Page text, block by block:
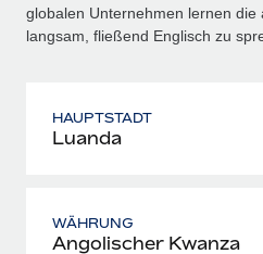
globalen Unternehmen lernen die
langsam, fließend Englisch zu
HAUPTSTADT
Luanda
WÄHRUNG
Angolischer Kwanza